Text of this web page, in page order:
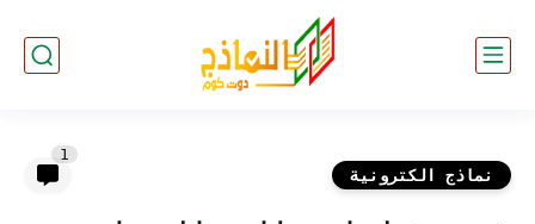
نماذج الكترونية
1